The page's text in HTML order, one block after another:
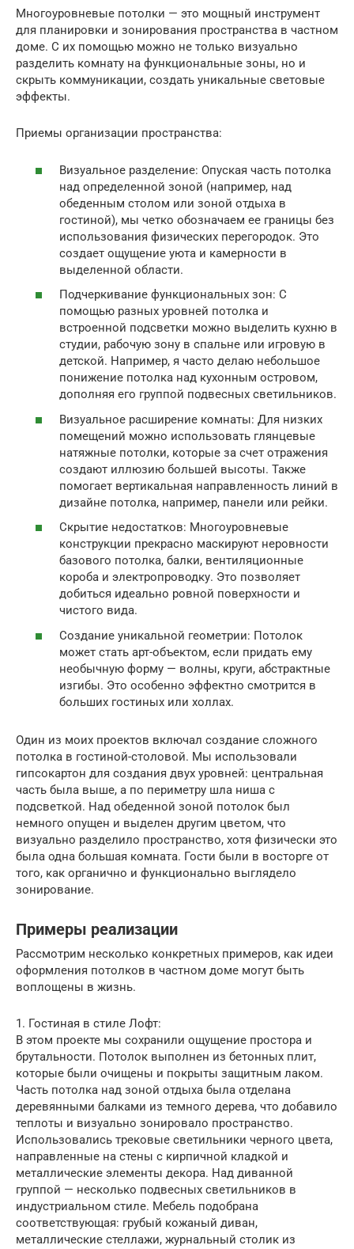
Многоуровневые потолки — это мощный инструмент
для планировки и зонирования пространства в частном
доме. С их помощью можно не только визуально
разделить комнату на функциональные зоны, но и
скрыть коммуникации, создать уникальные световые
эффекты.
Приемы организации пространства:
Визуальное разделение: Опуская часть потолка
над определенной зоной (например, над
обеденным столом или зоной отдыха в
гостиной), мы четко обозначаем ее границы без
использования физических перегородок. Это
создает ощущение уюта и камерности в
выделенной области.
Подчеркивание функциональных зон: С
помощью разных уровней потолка и
встроенной подсветки можно выделить кухню в
студии, рабочую зону в спальне или игровую в
детской. Например, я часто делаю небольшое
понижение потолка над кухонным островом,
дополняя его группой подвесных светильников.
Визуальное расширение комнаты: Для низких
помещений можно использовать глянцевые
натяжные потолки, которые за счет отражения
создают иллюзию большей высоты. Также
помогает вертикальная направленность линий в
дизайне потолка, например, панели или рейки.
Скрытие недостатков: Многоуровневые
конструкции прекрасно маскируют неровности
базового потолка, балки, вентиляционные
короба и электропроводку. Это позволяет
добиться идеально ровной поверхности и
чистого вида.
Создание уникальной геометрии: Потолок
может стать арт-объектом, если придать ему
необычную форму — волны, круги, абстрактные
изгибы. Это особенно эффектно смотрится в
больших гостиных или холлах.
Один из моих проектов включал создание сложного
потолка в гостиной-столовой. Мы использовали
гипсокартон для создания двух уровней: центральная
часть была выше, а по периметру шла ниша с
подсветкой. Над обеденной зоной потолок был
немного опущен и выделен другим цветом, что
визуально разделило пространство, хотя физически это
была одна большая комната. Гости были в восторге от
того, как органично и функционально выглядело
зонирование.
Примеры реализации
Рассмотрим несколько конкретных примеров, как идеи
оформления потолков в частном доме могут быть
воплощены в жизнь.
1. Гостиная в стиле Лофт:
В этом проекте мы сохранили ощущение простора и
брутальности. Потолок выполнен из бетонных плит,
которые были очищены и покрыты защитным лаком.
Часть потолка над зоной отдыха была отделана
деревянными балками из темного дерева, что добавило
теплоты и визуально зонировало пространство.
Использовались трековые светильники черного цвета,
направленные на стены с кирпичной кладкой и
металлические элементы декора. Над диванной
группой — несколько подвесных светильников в
индустриальном стиле. Мебель подобрана
соответствующая: грубый кожаный диван,
металлические стеллажи, журнальный столик из